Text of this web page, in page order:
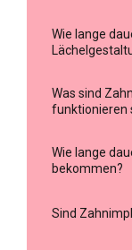
Wie lange
Was sind
funktionieren
Wie lange
bekommen?
Sind